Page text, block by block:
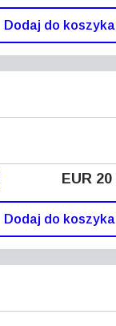
Dodaj do koszyka
EUR 20
Dodaj do koszyka